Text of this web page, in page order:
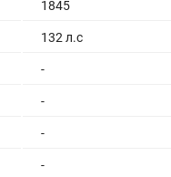
1845
132 л.с
-
-
-
-